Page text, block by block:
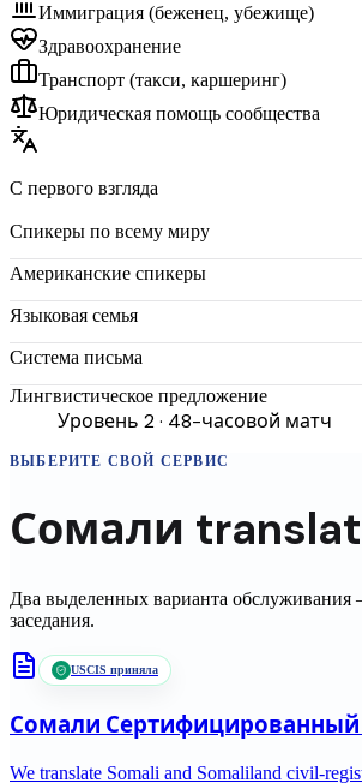
Иммиграция (беженец, убежище)
Здравоохранение
Транспорт (такси, каршеринг)
Юридическая помощь сообщества
С первого взгляда
Спикеры по всему миру
Американские спикеры
Языковая семья
Система письма
Лингвистическое предложение
Уровень 2 · 48-часовой матч
ВЫБЕРИТЕ СВОЙ СЕРВИС
Сомали
Два выделенных варианта
заседания.
USCIS приняла
Сомали Сертифицированный
We translate Somali and Somaliland civil-